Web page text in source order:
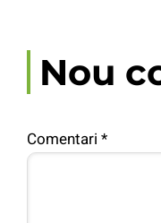
Nou
Comentari *